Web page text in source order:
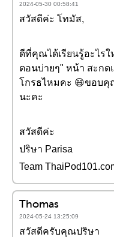
2024-05-30 00:58:41
สวัสดีค่ะ โทมัส,
ดีที่คุณได้เรียนรู้อะไร
ตอนบ่ายๆ" หน้า สะกด
โกรธไหมคะ 😄ขอบ
นะคะ
สวัสดีค่ะ
ปริษา Parisa
Team
Thomas
2024-05-24 13:25:09
สวัสดีครับคุณปริษา